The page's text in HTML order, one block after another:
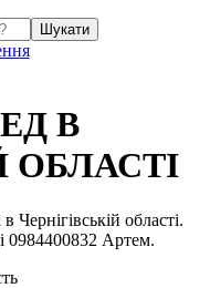
Шукати
В
ОБЛАСТІ
Чернігівській області.
0984400832 Артем.